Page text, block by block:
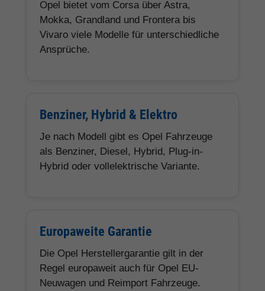
Opel bietet vom Corsa über Astra,
Mokka, Grandland und Frontera bis
Vivaro viele Modelle für unterschiedliche
Ansprüche.
Benziner, Hybrid & Elektro
Je nach Modell gibt es Opel Fahrzeuge
als Benziner, Diesel, Hybrid, Plug-in-
Hybrid oder vollelektrische Variante.
Europaweite Garantie
Die Opel Herstellergarantie gilt in der
Regel europaweit auch für Opel EU-
Neuwagen und Reimport Fahrzeuge.